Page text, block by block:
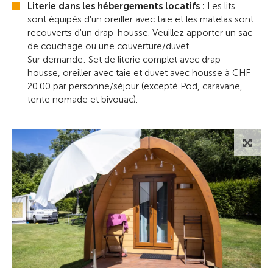
Literie dans les hébergements locatifs : Les lits
sont équipés d'un oreiller avec taie et les matelas sont
recouverts d'un drap-housse. Veuillez apporter un sac
de couchage ou une couverture/duvet.
Sur demande: Set de literie complet avec drap-
housse, oreiller avec taie et duvet avec housse à CHF
20.00 par personne/séjour (excepté Pod, caravane,
tente nomade et bivouac).